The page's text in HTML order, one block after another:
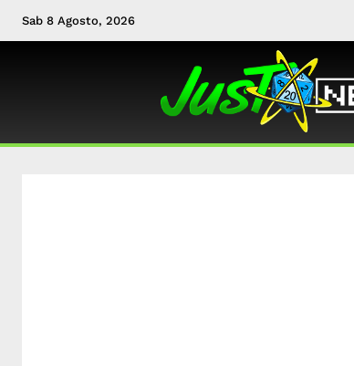
Sab 8 Agosto, 2026